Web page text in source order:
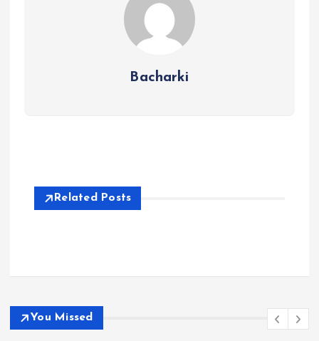
Bacharki
Related Posts
You Missed